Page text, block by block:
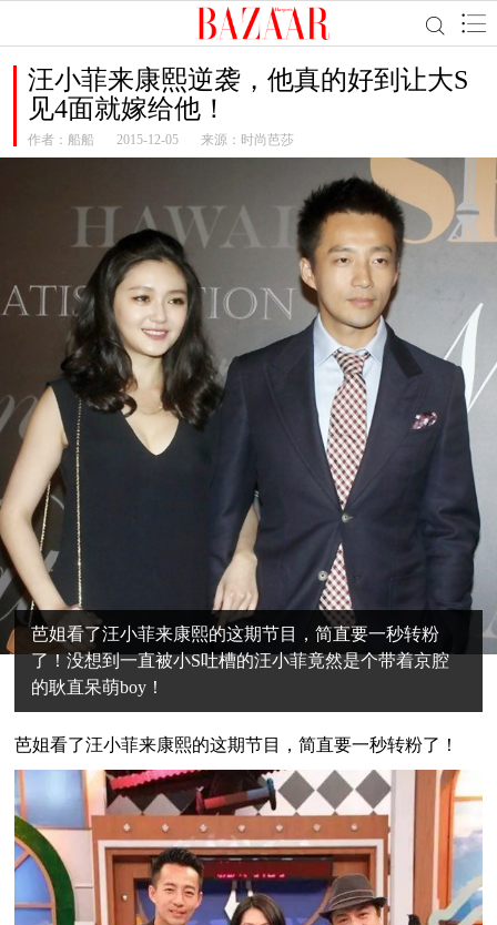
汪小菲来康熙逆袭，他真的好到让大S
见4面就嫁给他！
作者： 船船 2015-12-05 来源：时尚芭莎
芭姐看了汪小菲来康熙的这期节目，简直要一秒转粉
了！没想到一直被小S吐槽的汪小菲竟然是个带着京腔
的耿直呆萌boy！
芭姐看了汪小菲来康熙的这期节目，简直要一秒转粉了！